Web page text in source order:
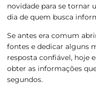
novidade para se tornar
dia de quem busca
Se antes era comum
fontes e dedicar alguns
resposta confiável, hoje
obter as informações
segundos.